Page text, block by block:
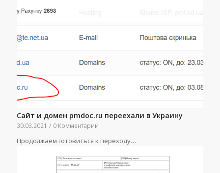
Сайт и домен pmdoc.ru переехали в Украину
30.03.2021 / 0 Комментарии
Продолжаем готовиться к переходу…